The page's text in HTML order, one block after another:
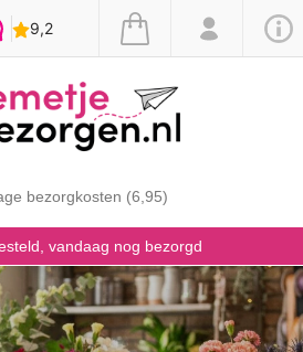
7 dagen vaasgarantie
vandaag nog bezorgd